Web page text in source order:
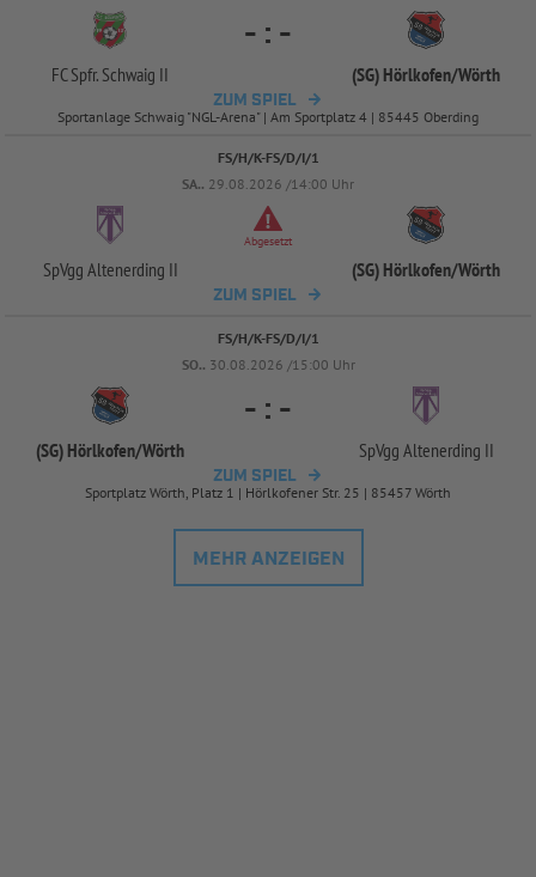
FC Spfr. Schwaig II
- : -
(SG) Hörlkofen/Wörth
ZUM SPIEL
Sportanlage Schwaig "NGL-Arena" | Am Sportplatz 4 | 85445 Oberding
FS/H/K-FS/D/I/1
SA.. 29.08.2026 /14:00 Uhr
SpVgg Altenerding II
Abgesetzt
(SG) Hörlkofen/Wörth
ZUM SPIEL
FS/H/K-FS/D/I/1
SO.. 30.08.2026 /15:00 Uhr
(SG) Hörlkofen/Wörth
- : -
SpVgg Altenerding II
ZUM SPIEL
Sportplatz Wörth, Platz 1 | Hörlkofener Str. 25 | 85457 Wörth
MEHR ANZEIGEN